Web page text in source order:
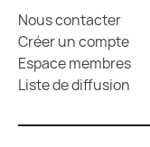
Nous contacter
Créer un compte
Espace membres
Liste de diffusion